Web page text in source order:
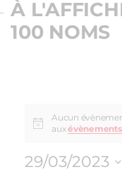
À
100 NOMS
Aucun
aux
29/03/2023